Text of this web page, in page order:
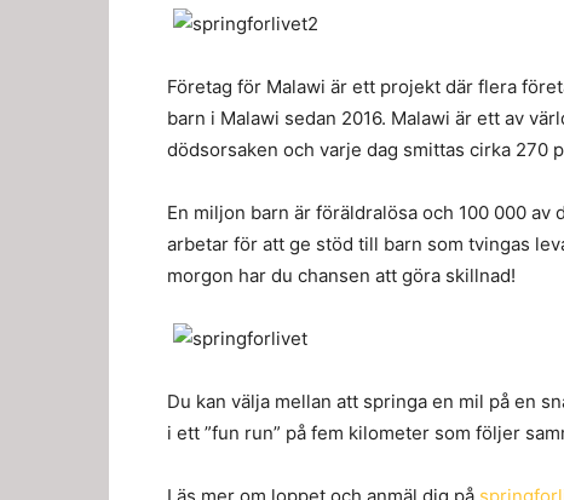
Företag för Malawi är ett projekt där flera
barn i Malawi sedan 2016. Malawi är ett av
dödsorsaken och varje dag smittas cirka 270
En miljon barn är föräldralösa och 100 000 av
arbetar för att ge stöd till barn som tvingas
morgon har du chansen att göra skillnad!
Du kan välja mellan att springa en mil på en
i ett ”fun run” på fem kilometer som följer